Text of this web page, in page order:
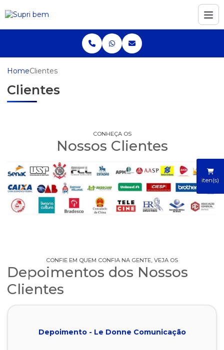
iten(s)
HomeClientes
Clientes
CONHEÇA OS
Nossos Clientes
CONFIE EM QUEM CONFIA NA GENTE, VEJA OS
Depoimentos dos Nossos
Clientes
Depoimento - Le Donne Comunicação